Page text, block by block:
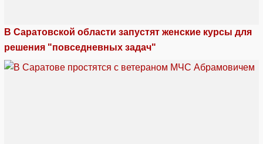
В Саратовской области запустят женские курсы для
решения "повседневных задач"